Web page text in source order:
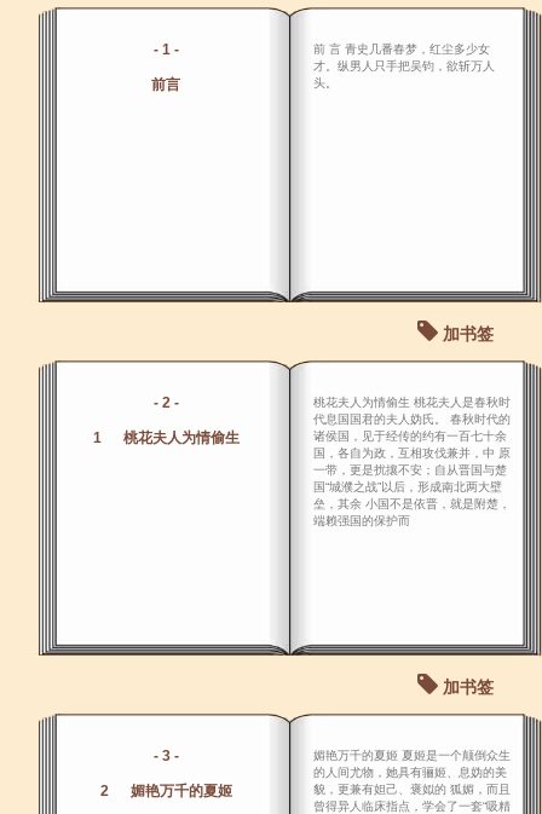
- 1 -
前言
前 言 青史几番春梦，红尘多少女
才。纵男人只手把吴钧，欲斩万人
头。
加书签
- 2 -
1 桃花夫人为情偷生
桃花夫人为情偷生 桃花夫人是春秋时
代息国国君的夫人妫氏。 春秋时代的
诸侯国，见于经传的约有一百七十余
国，各自为政，互相攻伐兼并，中 原
一带，更是扰攘不安；自从晋国与楚
国“城濮之战”以后，形成南北两大壁
垒，其余 小国不是依晋，就是附楚，
端赖强国的保护而
加书签
- 3 -
2 媚艳万千的夏姬
媚艳万千的夏姬 夏姬是一个颠倒众生
的人间尤物，她具有骊姬、息妫的美
貌，更兼有妲己、褒姒的 狐媚，而且
曾得异人临床指点，学会了一套“吸精